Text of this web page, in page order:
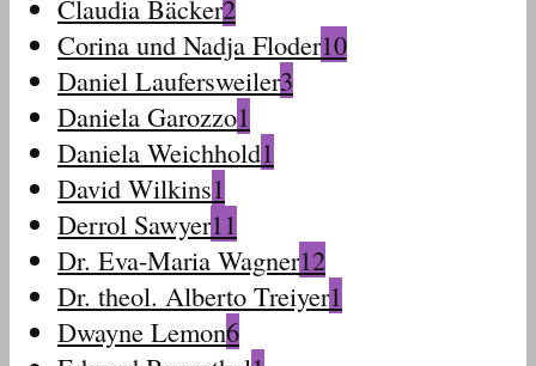
Claudia Bäcker2
Corina und Nadja Floder10
Daniel Laufersweiler3
Daniela Garozzo1
Daniela Weichhold1
David Wilkins1
Derrol Sawyer11
Dr. Eva-Maria Wagner12
Dr. theol. Alberto Treiyer1
Dwayne Lemon6